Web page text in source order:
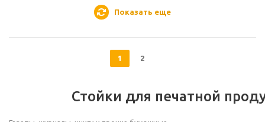
Показать еще
1 2
Стойки для печатной